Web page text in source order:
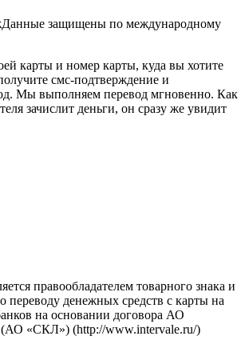
Данные защищены по международному
карты и номер карты, куда вы хотите
смс-подтверждение и
Мы выполняем перевод мгновенно. Как
зачислит деньги, он сразу же увидит
правообладателем товарного знака и
переводу денежных средств с карты на
на основании договора АО
«СКЛ») (http://www.intervale.ru/)